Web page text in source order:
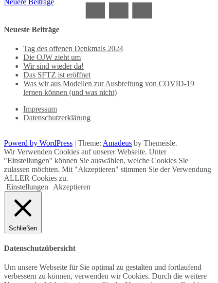
Neueste Beiträge
Tag des offenen Denkmals 2024
Die OJW zieht um
Wir sind wieder da!
Das SFTZ ist eröffnet
Was wir aus Modellen zur Ausbreitung von COVID-19
lernen können (und was nicht)
Impressum
Datenschutzerklärung
Powerd by WordPress | Theme: Amadeus by Themeisle.
Wir Verwenden Cookies auf unserer Webseite. Unter
"Einstellungen" können Sie auswählen, welche Cookies Sie
zulassen möchten. Mit "Akzeptieren" stimmen Sie der Verwendung
ALLER Cookies zu.
Einstellungen
Akzeptieren
Schließen
Datenschutzübersicht
Um unsere Webseite für Sie optimal zu gestalten und fortlaufend
verbessern zu können, verwenden wir Cookies. Durch die weitere